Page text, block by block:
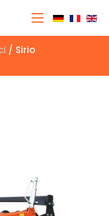
Seleziona
/ Sirio